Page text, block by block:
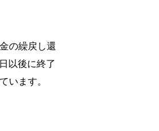
の繰戻し還
以後に終了
います。